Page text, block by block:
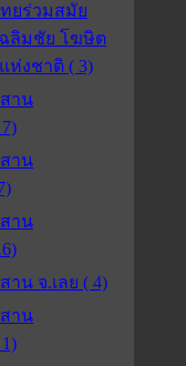
ยร่วมสมัย
ลิมชัย โฆษิต
งชาติ ( 3)
าน
าน
าน
น จ.เลย ( 4)
าน